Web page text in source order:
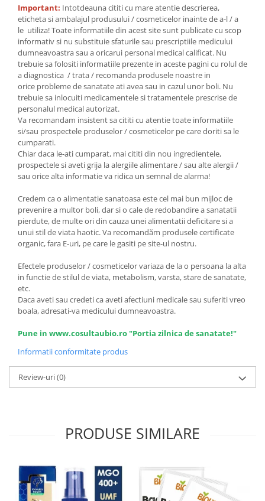
Important: Intotdeauna cititi cu mare atentie descrierea,
eticheta si ambalajul produsului / cosmeticelor inainte de a-l / a
le utiliza! Toate informatiile din acest site sunt publicate cu scop
informativ si nu substituie sfaturile sau prescriptiile medicului
dumneavoastra sau a oricarui personal medical calificat. Nu
trebuie sa folositi informatiile prezente in aceste pagini cu rolul de
a diagnostica / trata / recomanda produsele noastre in
orice probleme de sanatate ati avea sau in cazul unor boli. Nu
trebuie sa inlocuiti medicamentele si tratamentele prescrise de
personalul medical autorizat.
Va recomandam insistent sa cititi cu atentie toate informatiile
si/sau prospectele produselor / cosmeticelor pe care doriti sa le
cumparati.
Chiar daca le-ati cumparat, mai cititi din nou ingredientele,
prospectele si aveti grija la alergiile alimentare / sau alte alergii /
sau orice alta informatie va ridica un semnal de alarma!
Credem ca o alimentatie sanatoasa este cel mai bun mijloc de
prevenire a multor boli, dar si o cale de redobandire a sanatatii
pierdute, de multe ori din cauza unei alimentatii deficitare si a
unui stil de viata haotic. Va recomandăm produsele certificate
organic, fara E-uri, pe care le gasiti pe site-ul nostru.
Efectele produselor / cosmeticelor variaza de la o persoana la alta
in functie de stilul de viata, metabolism, varsta, stare de sanatate,
etc.
Daca aveti sau credeti ca aveti afectiuni medicale sau suferiti vreo
boala, adresati-va medicului dumneavoastra.
Pune in www.cosultaubio.ro "Portia zilnica de sanatate!"
Informatii conformitate produs
Review-uri(0)
PRODUSE SIMILARE